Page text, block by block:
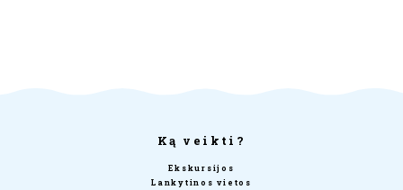
Ką veikti?
Ekskursijos
Lankytinos vietos